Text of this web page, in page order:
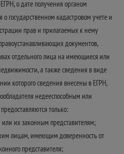
о дате получения органом
о государственном кадастровом учете и
прав и прилагаемых к нему
документов,
отдельного лица на имеющиеся или
а также сведения в виде
которого сведения внесены в ЕГРН,
недееспособным или
только:
их законным представителям;
лицам, имеющим доверенность от
представителя;